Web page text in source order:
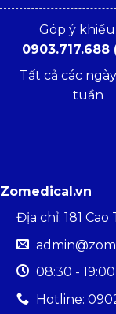
Góp ý khiếu
0903.717.688
Tất cả các
tuần
Zomedical.vn
Địa chỉ: 181 Cao
08:30 -
Hotline: